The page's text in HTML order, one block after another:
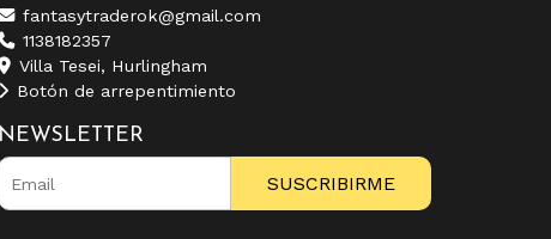
fantasytraderok@gmail.com
1138182357
Villa Tesei, Hurlingham
Botón de arrepentimiento
NEWSLETTER
SUSCRIBIRME